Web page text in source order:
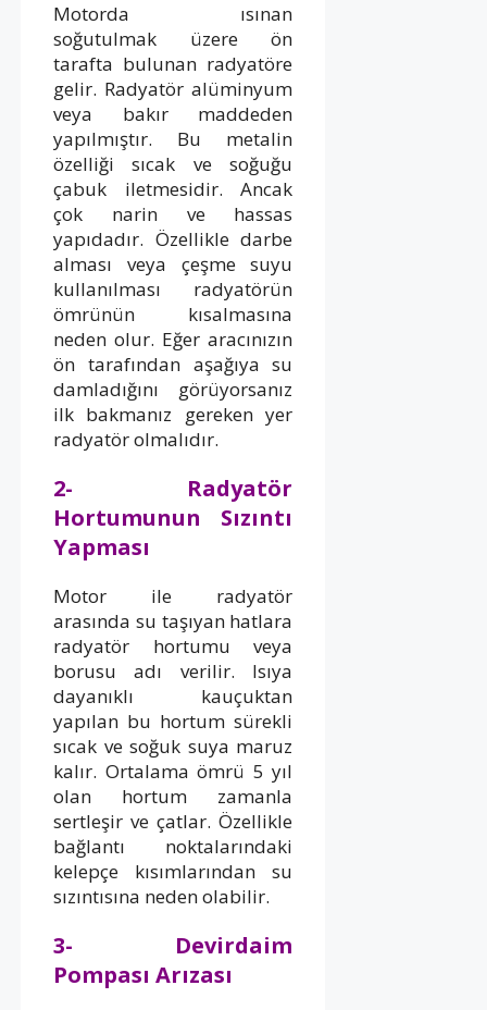
Motorda ısınan
soğutulmak üzere ön
tarafta bulunan radyatöre
gelir. Radyatör alüminyum
veya bakır maddeden
yapılmıştır. Bu metalin
özelliği sıcak ve soğuğu
çabuk iletmesidir. Ancak
çok narin ve hassas
yapıdadır. Özellikle darbe
alması veya çeşme suyu
kullanılması radyatörün
ömrünün kısalmasına
neden olur. Eğer aracınızın
ön tarafından aşağıya su
damladığını görüyorsanız
ilk bakmanız gereken yer
radyatör olmalıdır.
2- Radyatör
Hortumunun Sızıntı
Yapması
Motor ile radyatör
arasında su taşıyan hatlara
radyatör hortumu veya
borusu adı verilir. Isıya
dayanıklı kauçuktan
yapılan bu hortum sürekli
sıcak ve soğuk suya maruz
kalır. Ortalama ömrü 5 yıl
olan hortum zamanla
sertleşir ve çatlar. Özellikle
bağlantı noktalarındaki
kelepçe kısımlarından su
sızıntısına neden olabilir.
3- Devirdaim
Pompası Arızası